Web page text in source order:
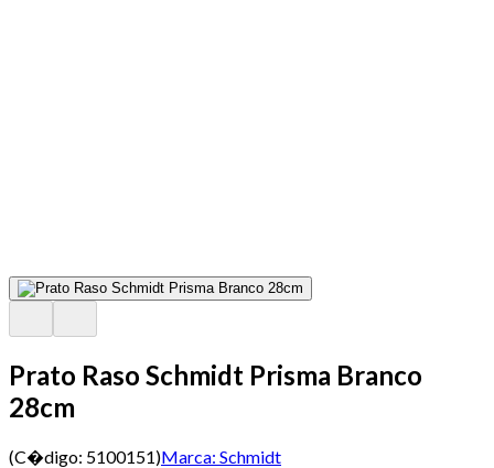
Prato Raso Schmidt Prisma Branco
28cm
(C�digo: 5100151)Marca: Schmidt